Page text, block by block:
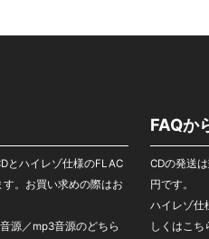
とハイレゾ仕様のFLAC
。お買い求めの際はお
源／mp3音源のどちら
FAQか
CDの発送
円です。
ハイレゾ仕
しくはこち